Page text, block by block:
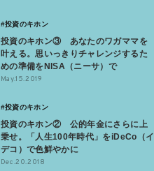
#投資のキホン
投資のキホン③ あなたのワガママを
叶える。思いっきりチャレンジするた
めの準備をNISA（ニーサ）で
May.15.2019
#投資のキホン
投資のキホン② 公的年金にさらに上
乗せ。「人生100年時代」をiDeCo（イ
デコ）で色鮮やかに
Dec.20.2018